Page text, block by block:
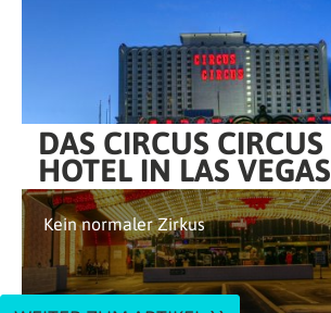
DAS CIRCUS CIRCUS
HOTEL IN LAS VEGAS
Kein normaler Zirkus